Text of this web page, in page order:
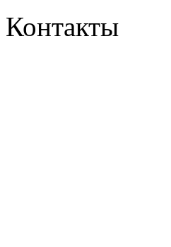
Контакты